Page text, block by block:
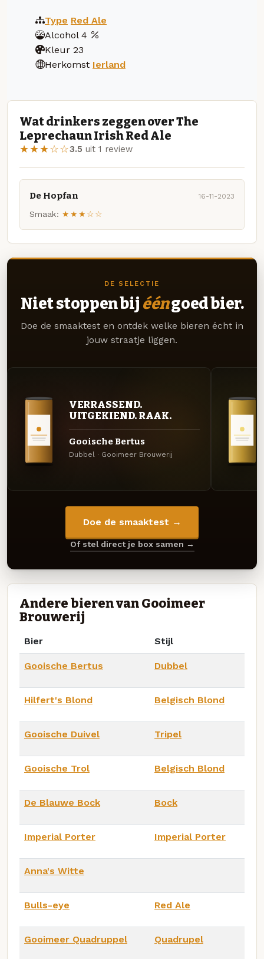
Type Red Ale
Alcohol 4
Kleur 23
Herkomst Ierland
Wat drinkers zeggen over The
Leprechaun Irish Red Ale
★★★☆☆3.5 uit 1 review
De Hopfan 16-11-2023
Smaak: ★★★☆☆
DE SELECTIE
Niet stoppen bij ééngoed bier.
Doe de smaaktest en ontdek welke bieren écht in
jouw straatje liggen.
VERRASSEND.
UITGEKIEND. RAAK.
Gooische Bertus
Dubbel · Gooimeer Brouwerij
Doe de smaaktest →
Of stel direct je box samen →
Andere bieren van Gooimeer
Brouwerij
Bier Stijl
Gooische Bertus Dubbel
Hilfert's Blond Belgisch Blond
Gooische Duivel Tripel
Gooische Trol Belgisch Blond
De Blauwe Bock Bock
Imperial Porter Imperial Porter
Anna's Witte
Bulls-eye Red Ale
Gooimeer Quadruppel Quadrupel